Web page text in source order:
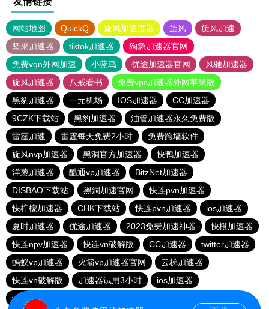
网站地图 QuickQ 旋风加速度器 旋风
旋风加速
坚果加速器
tiktok加速器
狗急加速器官网
免费vqn外网加速
小蓝鸟 优途加速器官网
风驰加速器
旋风加速器
八戒看书
免费vps加速器外网苹果版
黑豹加速器
一元机场 IOS加速器
CC加速器
9CZK下载站
黑豹加速器
油管加速器永久免费版
雷霆加速
雷霆每天免费2小时
免费跨墙软件
旋风nvp加速器
黑洞官方加速器
快鸭加速器
洋葱加速器
酷通vp加速器
BitzNet加速器
DISBAO下载站
黑洞加速官网
快连pvn加速器
快柠檬加速器
CHK下载站 快连pvn加速器
ios加速器
夏时加速器
优途加速器 2023免费加速神器
快橙加速器
快连npv加速器
快连vn破解版 CC加速器
twitter加速器
蚂蚁vp加速器
火箭vp加速器官网
云梯加速器
快连vn破解版
加速器试用3小时
ios加速器
vp加速器官网